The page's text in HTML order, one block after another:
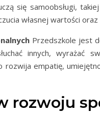
się samoobsługi,
własnej wartości
Przedszkole jest
innych,
rozwija empatię,
rozwoju